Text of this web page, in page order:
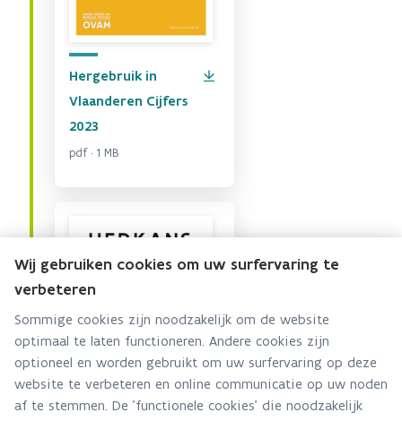
Hergebruik in
Vlaanderen Cijfers
2023
pdf · 1 MB
Wij gebruiken cookies om uw surfervaring te
verbeteren
Sommige cookies zijn noodzakelijk om de website
optimaal te laten functioneren. Andere cookies zijn
optioneel en worden gebruikt om uw surfervaring op deze
website te verbeteren en online communicatie op uw noden
af te stemmen. De 'functionele cookies' die noodzakelijk